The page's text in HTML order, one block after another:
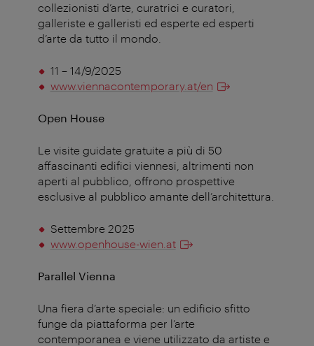
collezionisti d’arte, curatrici e curatori,
galleriste e galleristi ed esperte ed esperti
d’arte da tutto il mondo.
11 – 14/9/2025
www.viennacontemporary.at/en
Open House
Le visite guidate gratuite a più di 50
affascinanti edifici viennesi, altrimenti non
aperti al pubblico, offrono prospettive
esclusive al pubblico amante dell’architettura.
Settembre 2025
www.openhouse-wien.at
Parallel Vienna
Una fiera d’arte speciale: un edificio sfitto
funge da piattaforma per l’arte
contemporanea e viene utilizzato da artiste e